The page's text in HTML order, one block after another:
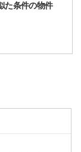
た条件の物件